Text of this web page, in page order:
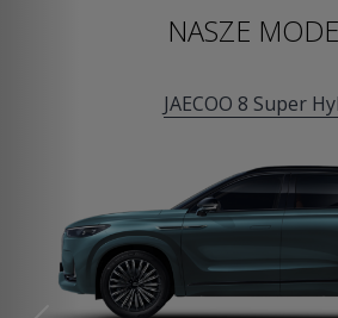
NASZE
JAECOO 8